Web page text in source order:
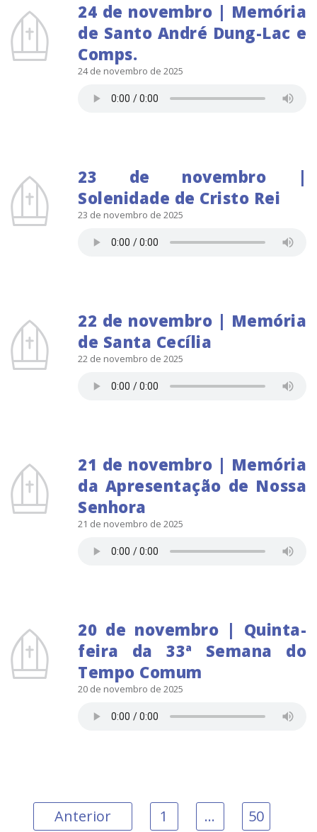
24 de novembro | Memória
de Santo André Dung-Lac e
Comps.
24 de novembro de 2025
23 de novembro |
Solenidade de Cristo Rei
23 de novembro de 2025
22 de novembro | Memória
de Santa Cecília
22 de novembro de 2025
21 de novembro | Memória
da Apresentação de Nossa
Senhora
21 de novembro de 2025
20 de novembro | Quinta-
feira da 33ª Semana do
Tempo Comum
20 de novembro de 2025
Anterior 1 …
50